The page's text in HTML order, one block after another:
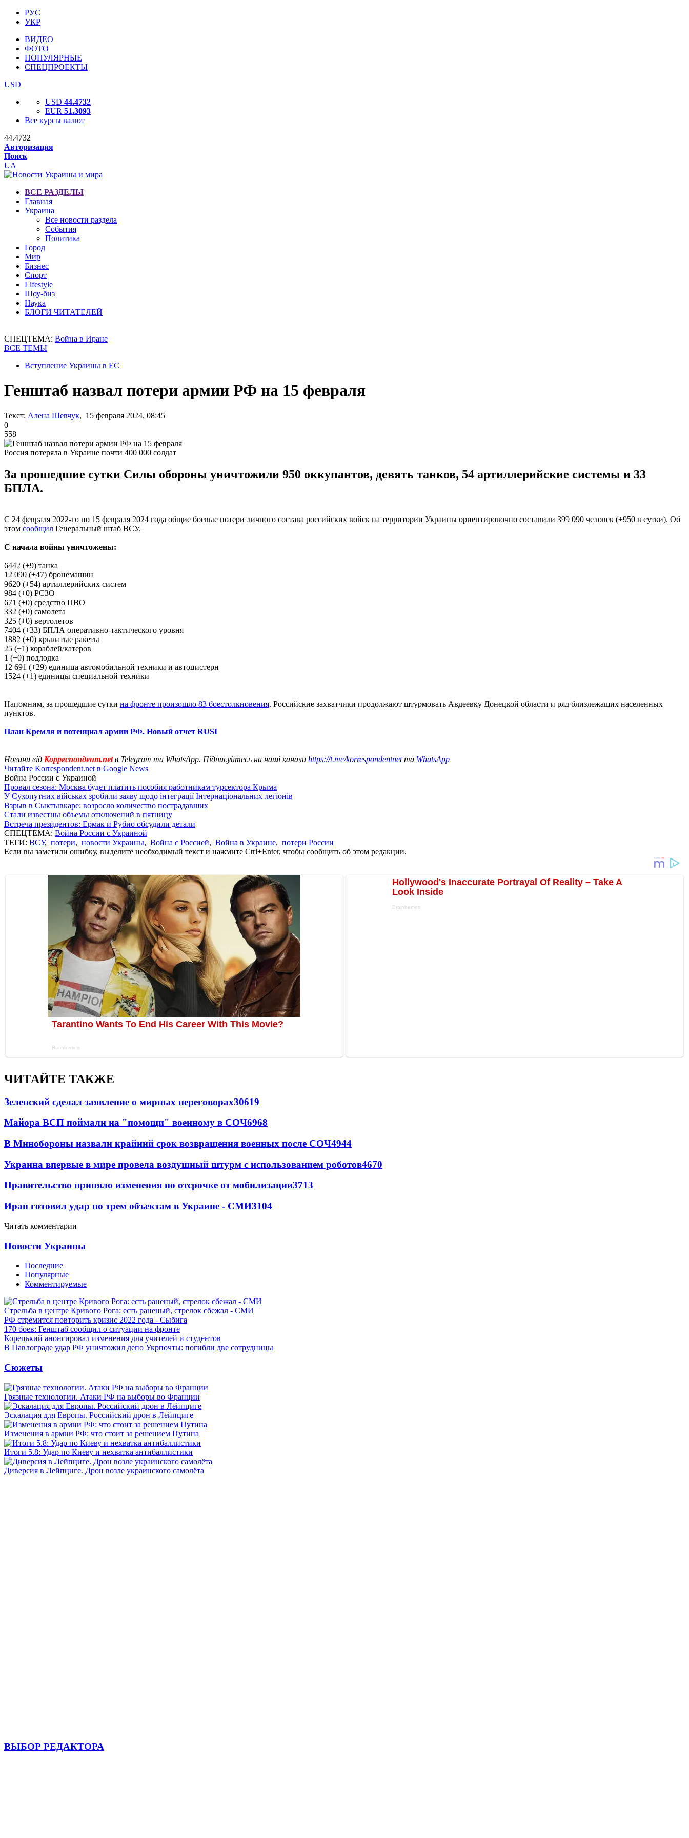
РУС
УКР
ВИДЕО
ФОТО
ПОПУЛЯРНЫЕ
СПЕЦПРОЕКТЫ
USD
USD 44.4732
EUR 51.3093
Все курсы валют
44.4732
Авторизация
Поиск
UA
ВСЕ РАЗДЕЛЫ
Главная
Украина
Все новости раздела
События
Политика
Город
Мир
Бизнес
Спорт
Lifestyle
Шоу-биз
Наука
БЛОГИ ЧИТАТЕЛЕЙ
СПЕЦТЕМА: Война в Иране
ВСЕ ТЕМЫ
Вступление Украины в ЕС
Генштаб назвал потери армии РФ на 15 февраля
Текст: Алена Шевчук, 15 февраля 2024, 08:45
0
558
Россия потеряла в Украине почти 400 000 солдат
За прошедшие сутки Силы обороны уничтожили 950 оккупантов, девять танков, 54 артиллерийские системы и 33
БПЛА.
С 24 февраля 2022-го по 15 февраля 2024 года общие боевые потери личного состава российских войск на территории Украины ориентировочно составили 399 090 человек (+950 в сутки). Об
этом сообщил Генеральный штаб ВСУ.
С начала войны уничтожены:
6442 (+9) танка
12 090 (+47) бронемашин
9620 (+54) артиллерийских систем
984 (+0) РСЗО
671 (+0) средство ПВО
332 (+0) самолета
325 (+0) вертолетов
7404 (+33) БПЛА оперативно-тактического уровня
1882 (+0) крылатые ракеты
25 (+1) кораблей/катеров
1 (+0) подлодка
12 691 (+29) единица автомобильной техники и автоцистерн
1524 (+1) единицы специальной техники
Напомним, за прошедшие сутки на фронте произошло 83 боестолкновения. Российские захватчики продолжают штурмовать Авдеевку Донецкой области и ряд близлежащих населенных
пунктов.
План Кремля и потенциал армии РФ. Новый отчет RUSI
Новини від Корреспондент.netв Telegram та WhatsApp. Підписуйтесь на наші канали https://t.me/korrespondentnetта WhatsApp
Читайте Korrespondent.net в Google News
Война России с Украиной
Провал сезона: Москва будет платить пособия работникам турсектора Крыма
У Сухопутних військах зробили заяву щодо інтеграції Інтернаціональних легіонів
Взрыв в Сыктывкаре: возросло количество пострадавших
Стали известны объемы отключений в пятницу
Встреча президентов: Ермак и Рубио обсудили детали
СПЕЦТЕМА: Война России с Украиной
ТЕГИ: ВСУ, потери, новости Украины, Война с Россией, Война в Украине, потери России
Если вы заметили ошибку, выделите необходимый текст и нажмите Ctrl+Enter, чтобы сообщить об этом редакции.
ЧИТАЙТЕ ТАКЖЕ
Зеленский сделал заявление о мирных переговорах30619
Майора ВСП поймали на "помощи" военному в СОЧ6968
В Минобороны назвали крайний срок возвращения военных после СОЧ4944
Украина впервые в мире провела воздушный штурм с использованием роботов4670
Правительство приняло изменения по отсрочке от мобилизации3713
Иран готовил удар по трем объектам в Украине - СМИ3104
Читать комментарии
Новости Украины
Последние
Популярные
Комментируемые
Стрельба в центре Кривого Рога: есть раненый, стрелок сбежал - СМИ
РФ стремится повторить кризис 2022 года - Сыбига
170 боев: Генштаб сообщил о ситуации на фронте
Корецький анонсировал изменения для учителей и студентов
В Павлограде удар РФ уничтожил депо Укрпочты: погибли две сотрудницы
Сюжеты
Грязные технологии. Атаки РФ на выборы во Франции
Эскалация для Европы. Российский дрон в Лейпциге
Изменения в армии РФ: что стоит за решением Путина
Итоги 5.8: Удар по Киеву и нехватка антибаллистики
Диверсия в Лейпциге. Дрон возле украинского самолёта
ВЫБОР РЕДАКТОРА